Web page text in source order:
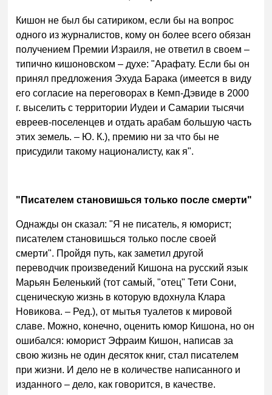
Кишон не был бы сатириком, если бы на вопрос
одного из журналистов, кому он более всего обязан
получением Премии Израиля, не ответил в своем –
типично кишоновском – духе: "Арафату. Если бы он
принял предложения Эхуда Барака (имеется в виду
его согласие на переговорах в Кемп-Дэвиде в 2000
г. выселить с территории Иудеи и Самарии тысячи
евреев-поселенцев и отдать арабам большую часть
этих земель. – Ю. К.), премию ни за что бы не
присудили такому националисту, как я".
"Писателем становишься только после смерти"
Однажды он сказал: "Я не писатель, я юморист;
писателем становишься только после своей
смерти". Пройдя путь, как заметил другой
переводчик произведений Кишона на русский язык
Марьян Беленький (тот самый, "отец" Тети Сони,
сценическую жизнь в которую вдохнула Клара
Новикова. – Ред.), от мытья туалетов к мировой
славе. Можно, конечно, оценить юмор Кишона, но он
ошибался: юморист Эфраим Кишон, написав за
свою жизнь не один десяток книг, стал писателем
при жизни. И дело не в количестве написанного и
изданного – дело, как говорится, в качестве.